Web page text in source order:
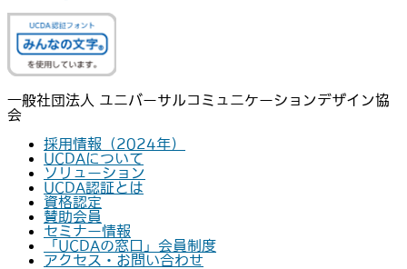
一般社団法人 ユニバーサルコミュニケーションデザイン協
会
採用情報（2024年）
UCDAについて
ソリューション
UCDA認証とは
資格認定
賛助会員
セミナー情報
「UCDAの窓口」会員制度
アクセス・お問い合わせ